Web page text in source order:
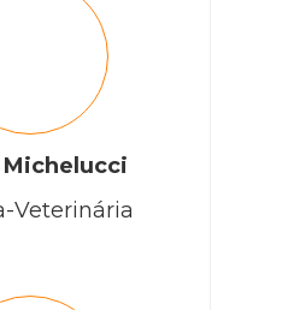
Veterinária